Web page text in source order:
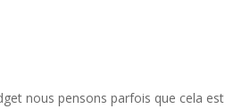
nous pensons parfois que cela est